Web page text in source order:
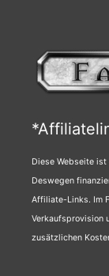
Diese Webseite
Deswegen
Affiliate-Links. Im
Verkaufsprovision
zusätzlichen